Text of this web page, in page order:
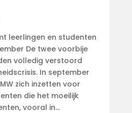
leerlingen en studenten
De twee voorbije
volledig verstoord
In september
zich inzetten voor
die het moeilijk
vooral in...